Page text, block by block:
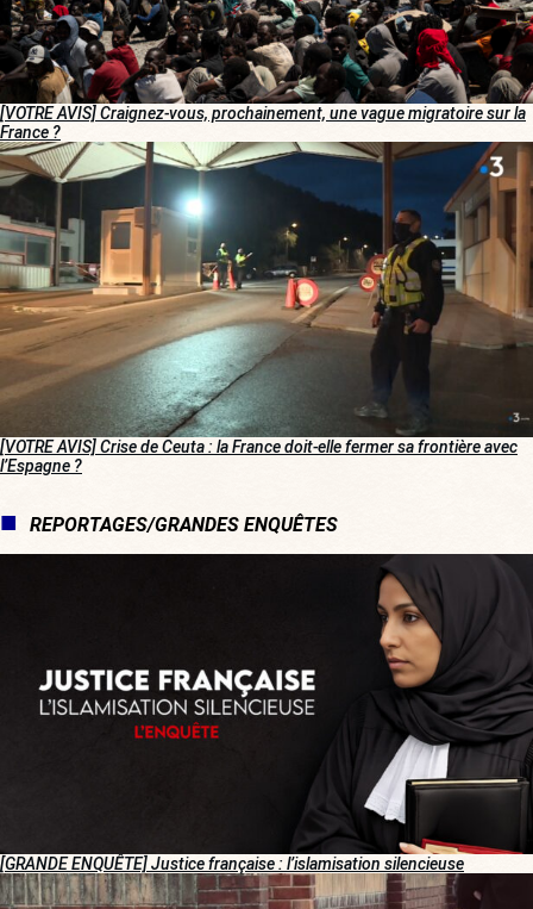
[VOTRE AVIS] Craignez-vous, prochainement, une vague migratoire sur la
France ?
[VOTRE AVIS] Crise de Ceuta : la France doit-elle fermer sa frontière avec
l’Espagne ?
REPORTAGES/GRANDES ENQUÊTES
[GRANDE ENQUÊTE] Justice française : l’islamisation silencieuse